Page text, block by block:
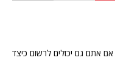
אם אתם גם יכולים לרשום כיצד